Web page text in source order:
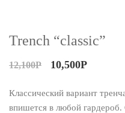
Trench “classic”
12,100Р 10,500Р
Классический вариант
впишется в любой